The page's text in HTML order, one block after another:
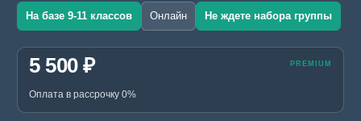
На базе 9-11 классов Онлайн Не ждете набора группы
5 500 ₽
Оплата в рассрочку 0%